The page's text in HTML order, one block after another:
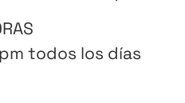
todos los días